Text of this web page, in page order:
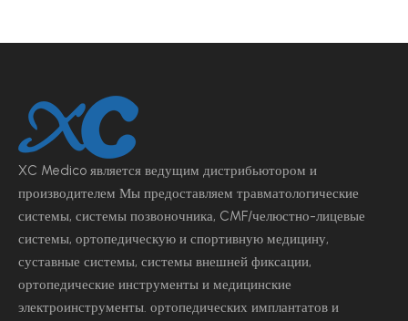
XC Medico является ведущим дистрибьютором и
производителем Мы предоставляем травматологические
системы, системы позвоночника, CMF/челюстно-лицевые
системы, ортопедическую и спортивную медицину,
суставные системы, системы внешней фиксации,
ортопедические инструменты и медицинские
электроинструменты. ортопедических имплантатов и